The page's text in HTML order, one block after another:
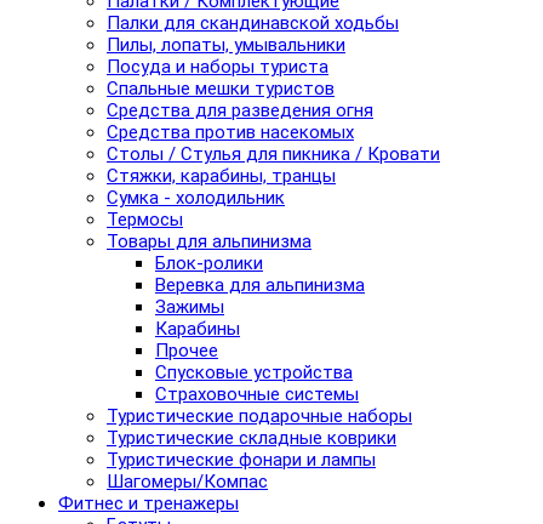
Палки для скандинавской ходьбы
Пилы, лопаты, умывальники
Посуда и наборы туриста
Спальные мешки туристов
Средства для разведения огня
Средства против насекомых
Столы / Стулья для пикника / Кровати
Стяжки, карабины, транцы
Сумка - холодильник
Термосы
Товары для альпинизма
Блок-ролики
Веревка для альпинизма
Зажимы
Карабины
Прочее
Спусковые устройства
Страховочные системы
Туристические подарочные наборы
Туристические складные коврики
Туристические фонари и лампы
Шагомеры/Компас
Фитнес и тренажеры